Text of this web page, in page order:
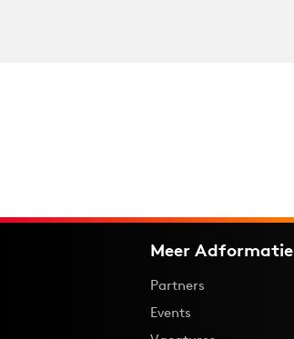
Meer Adformatie
Partners
Events